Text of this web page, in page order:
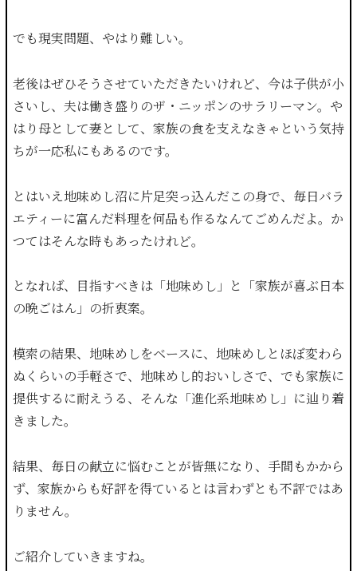
でも現実問題、やはり難しい。
老後はぜひそうさせていただきたいけれど、今は子供が小
さいし、夫は働き盛りのザ・ニッポンのサラリーマン。や
はり母として妻として、家族の食を支えなきゃという気持
ちが一応私にもあるのです。
とはいえ地味めし沼に片足突っ込んだこの身で、毎日バラ
エティーに富んだ料理を何品も作るなんてごめんだよ。か
つてはそんな時もあったけれど。
となれば、目指すべきは「地味めし」と「家族が喜ぶ日本
の晩ごはん」の折衷案。
模索の結果、地味めしをベースに、地味めしとほぼ変わら
ぬくらいの手軽さで、地味めし的おいしさで、でも家族に
提供するに耐えうる、そんな「進化系地味めし」に辿り着
きました。
結果、毎日の献立に悩むことが皆無になり、手間もかから
ず、家族からも好評を得ているとは言わずとも不評ではあ
りません。
ご紹介していきますね。